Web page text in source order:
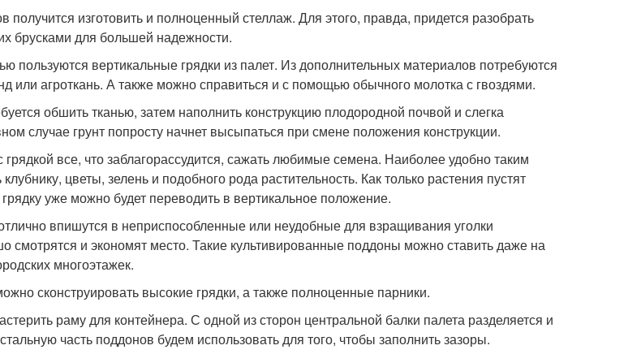
получится изготовить и полноценный стеллаж. Для этого, правда, придется разобрать
брусками для большей надежности.
пользуются вертикальные грядки из палет. Из дополнительных материалов потребуются
или агроткань. А также можно справиться и с помощью обычного молотка с гвоздями.
обшить тканью, затем наполнить конструкцию плодородной почвой и слегка
случае грунт попросту начнет высыпаться при смене положения конструкции.
все, что заблагорассудится, сажать любимые семена. Наиболее удобно таким
цветы, зелень и подобного рода растительность. Как только растения пустят
грядку уже можно будет переводить в вертикальное положение.
впишутся в неприспособленные или неудобные для взращивания уголки
смотрятся и экономят место. Такие культивированные поддоны можно ставить даже на
многоэтажек.
сконструировать высокие грядки, а также полноценные парники.
раму для контейнера. С одной из сторон центральной балки палета разделяется и
часть поддонов будем использовать для того, чтобы заполнить зазоры.